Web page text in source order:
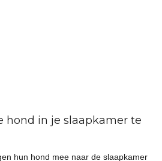
hond in je slaapkamer te
hun hond mee naar de slaapkamer